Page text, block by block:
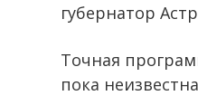
губернатор
Точная
пока